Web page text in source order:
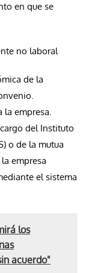
en que se
no laboral
de la
la empresa.
del Instituto
o de la mutua
empresa
el sistema
los
acuerdo"